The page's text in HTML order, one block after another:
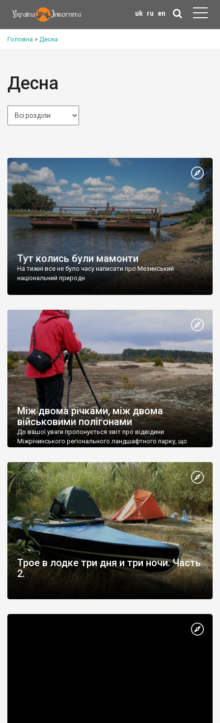
uk ru en
Головна > Десна
Десна
Тут колись були мамонти
На тижні все не було часу написати про Мезинський
національний природн
Між двома річками, між двома
військовими полігонами
До вашої уваги пропонується звіт про відвідини
Міжрічинського регіонального ландшафтного парку, що
заповідний об’єкт України (після національного парка
«Подільські Товтри»).
Трое в лодке три дня и три ночи. Часть
2.